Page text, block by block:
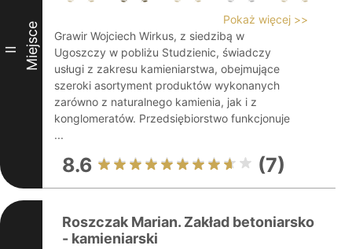
II Miejsce
Pokaż więcej >>
Grawir Wojciech Wirkus, z siedzibą w
Ugoszczy w pobliżu Studzienic, świadczy
usługi z zakresu kamieniarstwa, obejmujące
szeroki asortyment produktów wykonanych
zarówno z naturalnego kamienia, jak i z
konglomeratów. Przedsiębiorstwo funkcjonuje
...
8.6 (7)
Roszczak Marian. Zakład betoniarsko
- kamieniarski